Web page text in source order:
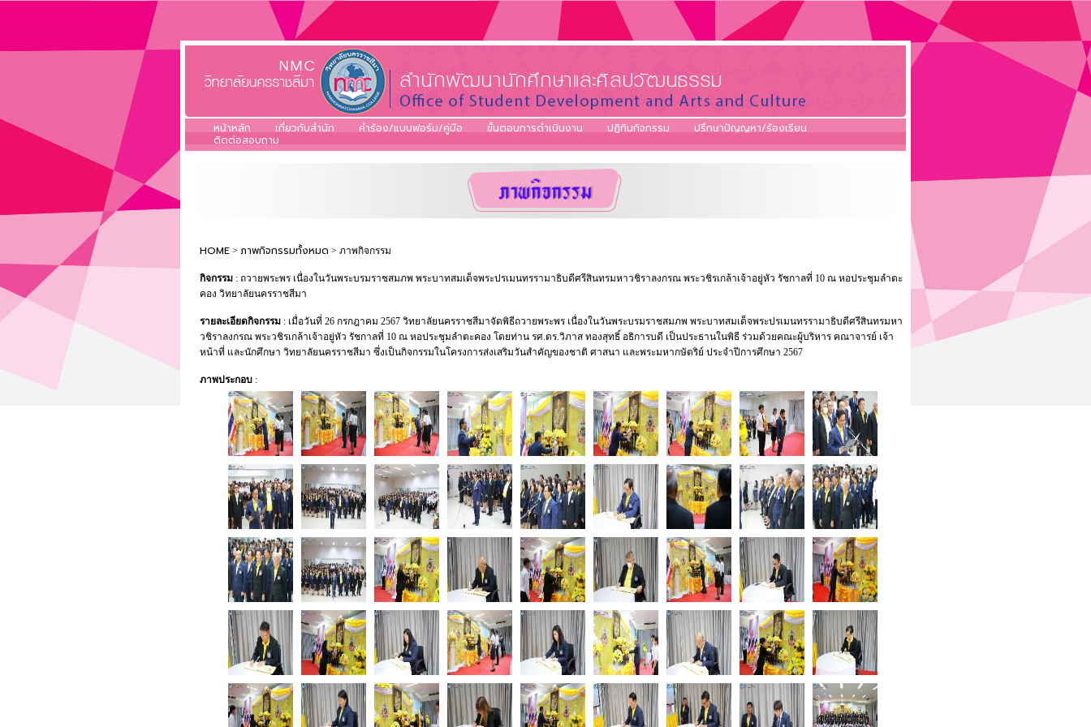
หน้าหลัก เกี่ยวกับสำนัก คำร้อง/แบบฟอร์ม/คู่มือ ขั้นตอนการดำเนินงาน ปฏิทินกิจกรรม
ปรึกษาปัญญหา/ร้องเรียน
ติดต่อสอบถาม
HOME > ภาพกิจกรรมทั้งหมด > ภาพกิจกรรม
กิจกรรม : ถวายพระพร เนื่องในวันพระบรมราชสมภพ พระบาทสมเด็จพระปรเมนทรรามาธิบดีศรีสินทรมหาวชิราลงกรณ พระวชิรเกล้าเจ้าอยู่หัว รัชกาลที่ 10 ณ หอประชุมลำตะ
คอง วิทยาลัยนครราชสีมา
รายละเอียดกิจกรรม : เมื่อวันที่ 26 กรกฎาคม 2567 วิทยาลัยนครราชสีมาจัดพิธีถวายพระพร เนื่องในวันพระบรมราชสมภพ พระบาทสมเด็จพระปรเมนทรรามาธิบดีศรีสินทรมหา
วชิราลงกรณ พระวชิรเกล้าเจ้าอยู่หัว รัชกาลที่ 10 ณ หอประชุมลำตะคอง โดยท่าน รศ.ดร.วิภาส ทองสุทธิ์ อธิการบดี เป็นประธานในพิธี ร่วมด้วยคณะผู้บริหาร คณาจารย์ เจ้า
หน้าที่ และนักศึกษา วิทยาลัยนครราชสีมา ซึ่งเป็นกิจกรรมในโครงการส่งเสริมวันสำคัญของชาติ ศาสนา และพระมหากษัตริย์ ประจำปีการศึกษา 2567
ภาพประกอบ :